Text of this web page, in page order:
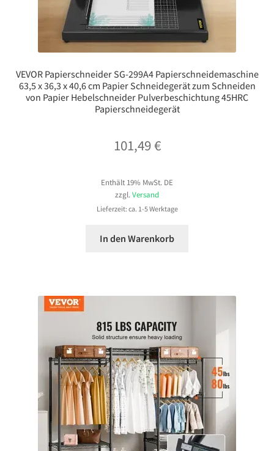
VEVOR Papierschneider SG-299A4 Papierschneidemaschine
63,5 x 36,3 x 40,6 cm Papier Schneidegerät zum Schneiden
von Papier Hebelschneider Pulverbeschichtung 45HRC
Papierschneidegerät
101,49€
Enthält 19% MwSt. DE
zzgl. Versand
Lieferzeit: ca. 1-5 Werktage
In den Warenkorb